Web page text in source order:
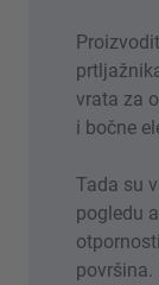
vrata za
i bočne
Tada su
pogledu
površina.